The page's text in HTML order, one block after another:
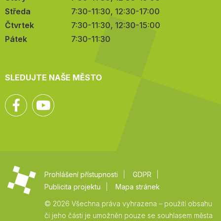
Středa
7:30-11:30, 12:30-17:00
Čtvrtek
7:30-11:30, 12:30-15:00
Pátek
7:30-11:30
SLEDUJTE NAŠE MĚSTO
Facebook
Prohlášení přístupnosti
GDPR
Publicita projektu
Mapa stránek
© 2026 Všechna práva vyhrazena – použití obsahu
či jeho části je umožněn pouze se souhlasem města